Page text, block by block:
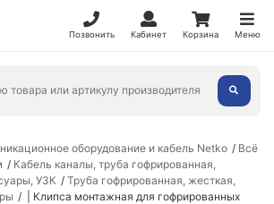
Позвонить Кабинет Корзина Меню
оборудование и кабель Netko
Всё
Кабель каналы, труба гофрированная,
УЗК
Труба гофрированная, жесткая,
| Клипса монтажная для гофрированных